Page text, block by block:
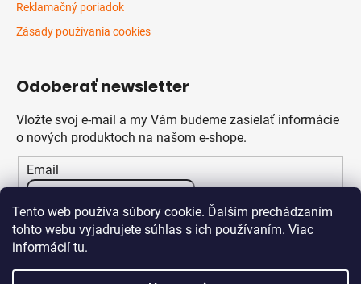
Tento web používa súbory cookie. Ďalším prechádzaním
tohto webu vyjadrujete súhlas s ich používaním. Viac
informácií tu.
Reklamačný poriadok
Zásady používania cookies
Odoberať newsletter
Vložte svoj e-mail a my Vám budeme zasielať informácie
o nových produktoch na našom e-shope.
Email
Vložením e-mailu súhlasíte spodmienkami ochrany
osobných údajov
PRIHLÁSIŤ SA